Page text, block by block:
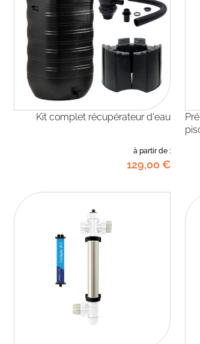
Kit complet récupérateur d'eau
à partir de :
129,00 €
Pré-filtre HYDROSPIN compact :